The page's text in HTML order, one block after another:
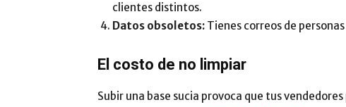
clientes distintos.
Datos obsoletos: Tienes correos de
El costo de no limpiar
Subir una base sucia provoca que tus